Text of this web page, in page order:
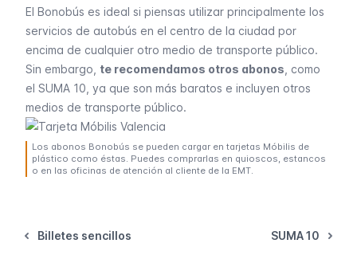
El Bonobús es ideal si piensas utilizar principalmente los
servicios de autobús en el centro de la ciudad por
encima de cualquier otro medio de transporte público.
Sin embargo, te recomendamos otros abonos , como
el SUMA 10 , ya que son más baratos e incluyen otros
medios de transporte público.
Los abonos Bonobús se pueden cargar en tarjetas Móbilis de
plástico como éstas. Puedes comprarlas en quioscos, estancos
o en las oficinas de atención al cliente de la EMT.
Billetes sencillos SUMA 10